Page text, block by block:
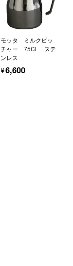
モッタ ミルクピッ
チャー 75CL ステ
ンレス
¥6,600